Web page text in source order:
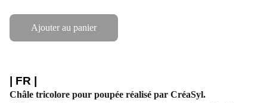
Ajouter au panier
| FR |
Châle tricolore pour poupée réalisé par CréaSyl.